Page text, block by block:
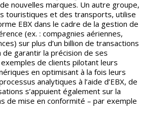
nouvelles marques. Un autre groupe,
touristiques et des transports, utilise
EBX dans le cadre de la gestion de
(ex. : compagnies aériennes,
sur plus d’un billion de transactions
de garantir la précision de ses
de clients pilotant leurs
en optimisant à la fois leurs
analytiques à l’aide d’EBX, de
s’appuient également sur la
de mise en conformité – par exemple